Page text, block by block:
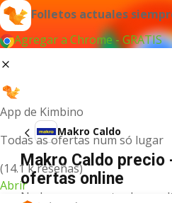
Folletos actuales
Agregar a Chrome - GRATIS
App de Kimbino
Todas as ofertas num só lugar
(14.1 k reseñas)
Abrir
Makro Caldo
Makro Caldo precio
ofertas online
No hemos encontrado